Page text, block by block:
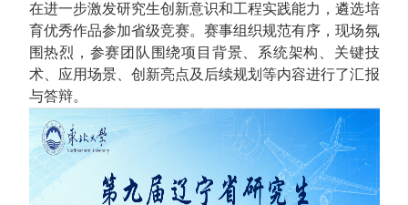
在进一步激发研究生创新意识和工程实践能力，遴选培
育优秀作品参加省级竞赛。赛事组织规范有序，现场氛
围热烈，参赛团队围绕项目背景、系统架构、关键技
术、应用场景、创新亮点及后续规划等内容进行了汇报
与答辩。